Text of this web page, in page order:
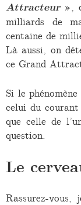
Attracteur»
milliards de
centaine de
Là aussi, on
ce Grand
Si le
celui du
que celle de
question.
Le
Rassurez-